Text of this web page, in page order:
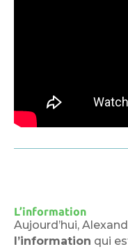
L’information
Aujourd’hui,
l’information qui